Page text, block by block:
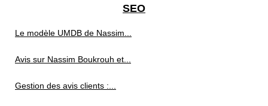
SEO
Le modèle UMDB de Nassim...
Avis sur Nassim Boukrouh et...
Gestion des avis clients :...